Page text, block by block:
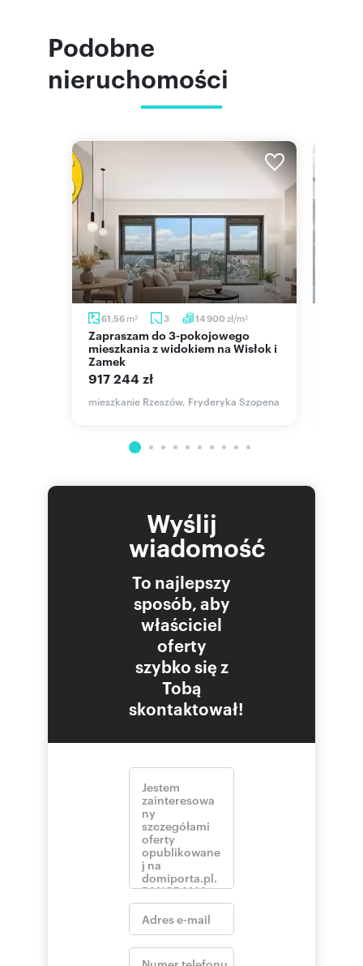
Podobne
nieruchomości
61,56 m2 3 14 900zł/m2
Zapraszam do 3-pokojowego
mieszkania z widokiem na Wisłok i
Zamek
917 244 zł
mieszkanie Rzeszów, Fryderyka Szopena
Wyślij
wiadomość
To najlepszy
sposób, aby
właściciel
oferty
szybko się z
Tobą
skontaktował!